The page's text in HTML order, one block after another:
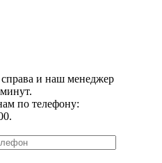
и наш менеджер
по телефону: